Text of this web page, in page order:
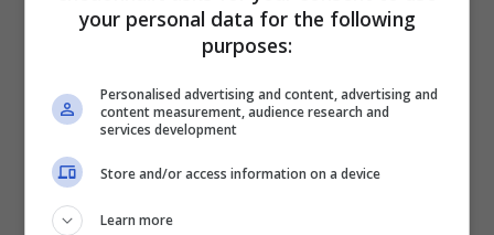
copioni. È lì che i ricordi si fissano e non si
Oltre lo schermo: famiglia,
resilienza, comunità
your personal data for the following
purposes:
Personalised advertising and content, advertising and
content measurement, audience research and
services development
Store and/or access information on a device
Learn more